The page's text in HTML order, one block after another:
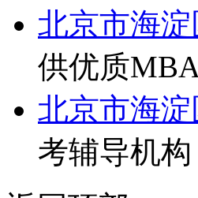
北京市海
供优质
北京市海
考辅导机构